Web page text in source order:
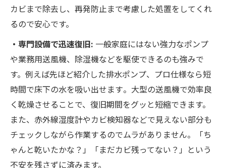
カビまで除去し、再発防止まで考慮した処置をしてくれ
るので安心です。
・専門設備で迅速復旧: 一般家庭にはない強力なポンプ
や業務用送風機、除湿機などを駆使できるのも強みで
す。例えば先ほど紹介した排水ポンプ、プロ仕様なら短
時間で床下の水を吸い出せます​。大型の送風機で効率良
く乾燥させることで、復旧期間をグッと短縮できます。
また、赤外線湿度計やカビ検知器などで見えない部分も
チェックしながら作業するのでムラがありません。「ち
ゃんと乾いたかな？」「まだカビ残ってない？」という
不安を残さずに済みます。